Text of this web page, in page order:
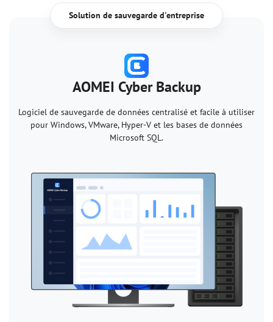
Solution de sauvegarde d'entreprise
AOMEI Cyber Backup
Logiciel de sauvegarde de données centralisé et facile à utiliser
pour Windows, VMware, Hyper-V et les bases de données
Microsoft SQL.